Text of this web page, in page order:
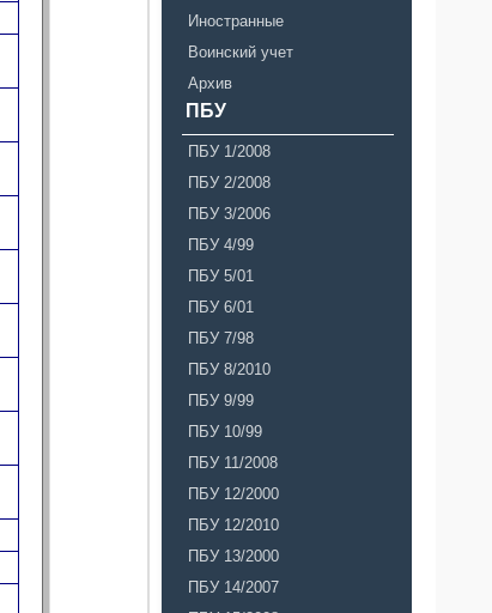
Иностранные
Воинский учет
Архив
ПБУ
ПБУ 1/2008
ПБУ 2/2008
ПБУ 3/2006
ПБУ 4/99
ПБУ 5/01
ПБУ 6/01
ПБУ 7/98
ПБУ 8/2010
ПБУ 9/99
ПБУ 10/99
ПБУ 11/2008
ПБУ 12/2000
ПБУ 12/2010
ПБУ 13/2000
ПБУ 14/2007